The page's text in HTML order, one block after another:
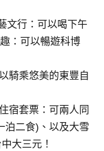
文行：可以喝下午
：可以暢遊科博
騎乘悠美的東豐自
宿套票：可兩人同
泊二食)、以及大雪
大三元！